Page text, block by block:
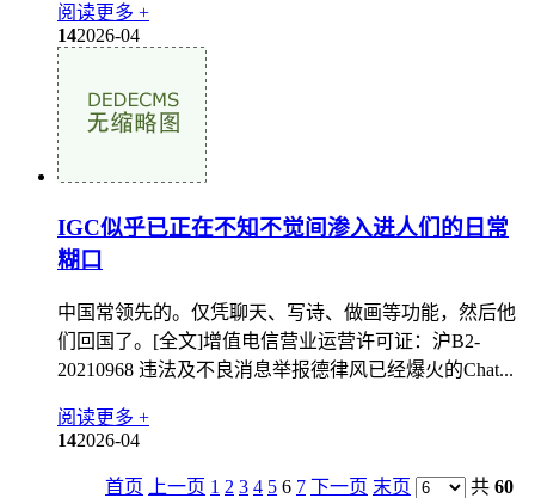
阅读更多 +
142026-04
IGC似乎已正在不知不觉间渗入进人们的日常
糊口
中国常领先的。仅凭聊天、写诗、做画等功能，然后他
们回国了。[全文]增值电信营业运营许可证：沪B2-
20210968 违法及不良消息举报德律风已经爆火的Chat...
阅读更多 +
142026-04
首页 上一页 1 2 3 4 5 6 7 下一页 末页 共 60